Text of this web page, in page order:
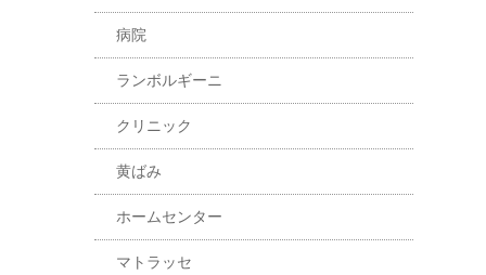
病院
ランボルギーニ
クリニック
黄ばみ
ホームセンター
マトラッセ